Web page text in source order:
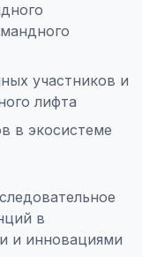
участников и
лифта
в экосистеме
в
и инновациями